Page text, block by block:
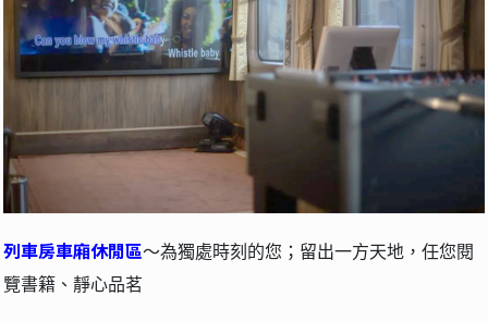
列車房車廂休閒區～為獨處時刻的您；留出一方天地，任您閱
覽書籍、靜心品茗